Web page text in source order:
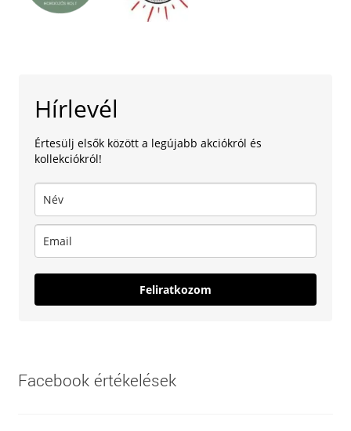
Hírlevél
Értesülj elsők között a legújabb akciókról és
kollekciókról!
Feliratkozom
Facebook értékelések